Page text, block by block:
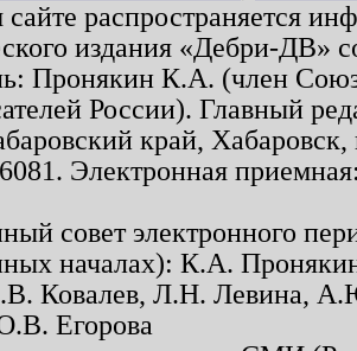
распространяется
издания «Дебри-ДВ»
Пронякин К.А. (член
России). Главный
край,
Электронная
совет электронного
началах): К.А.
Ковалев, Л.Н. Левина,
Егорова